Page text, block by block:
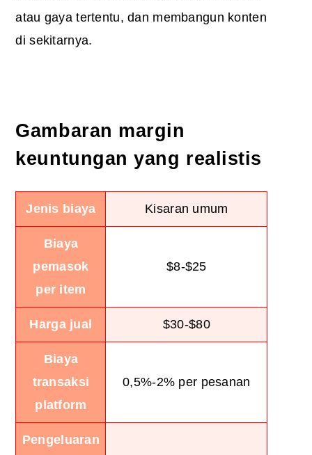
atau gaya tertentu, dan membangun konten
di sekitarnya.
Gambaran margin
keuntungan yang realistis
Jenis biaya Kisaran umum
Biaya
pemasok
per item
$8-$25
Harga jual $30-$80
Biaya
transaksi
platform
0,5%-2% per pesanan
Pengeluaran